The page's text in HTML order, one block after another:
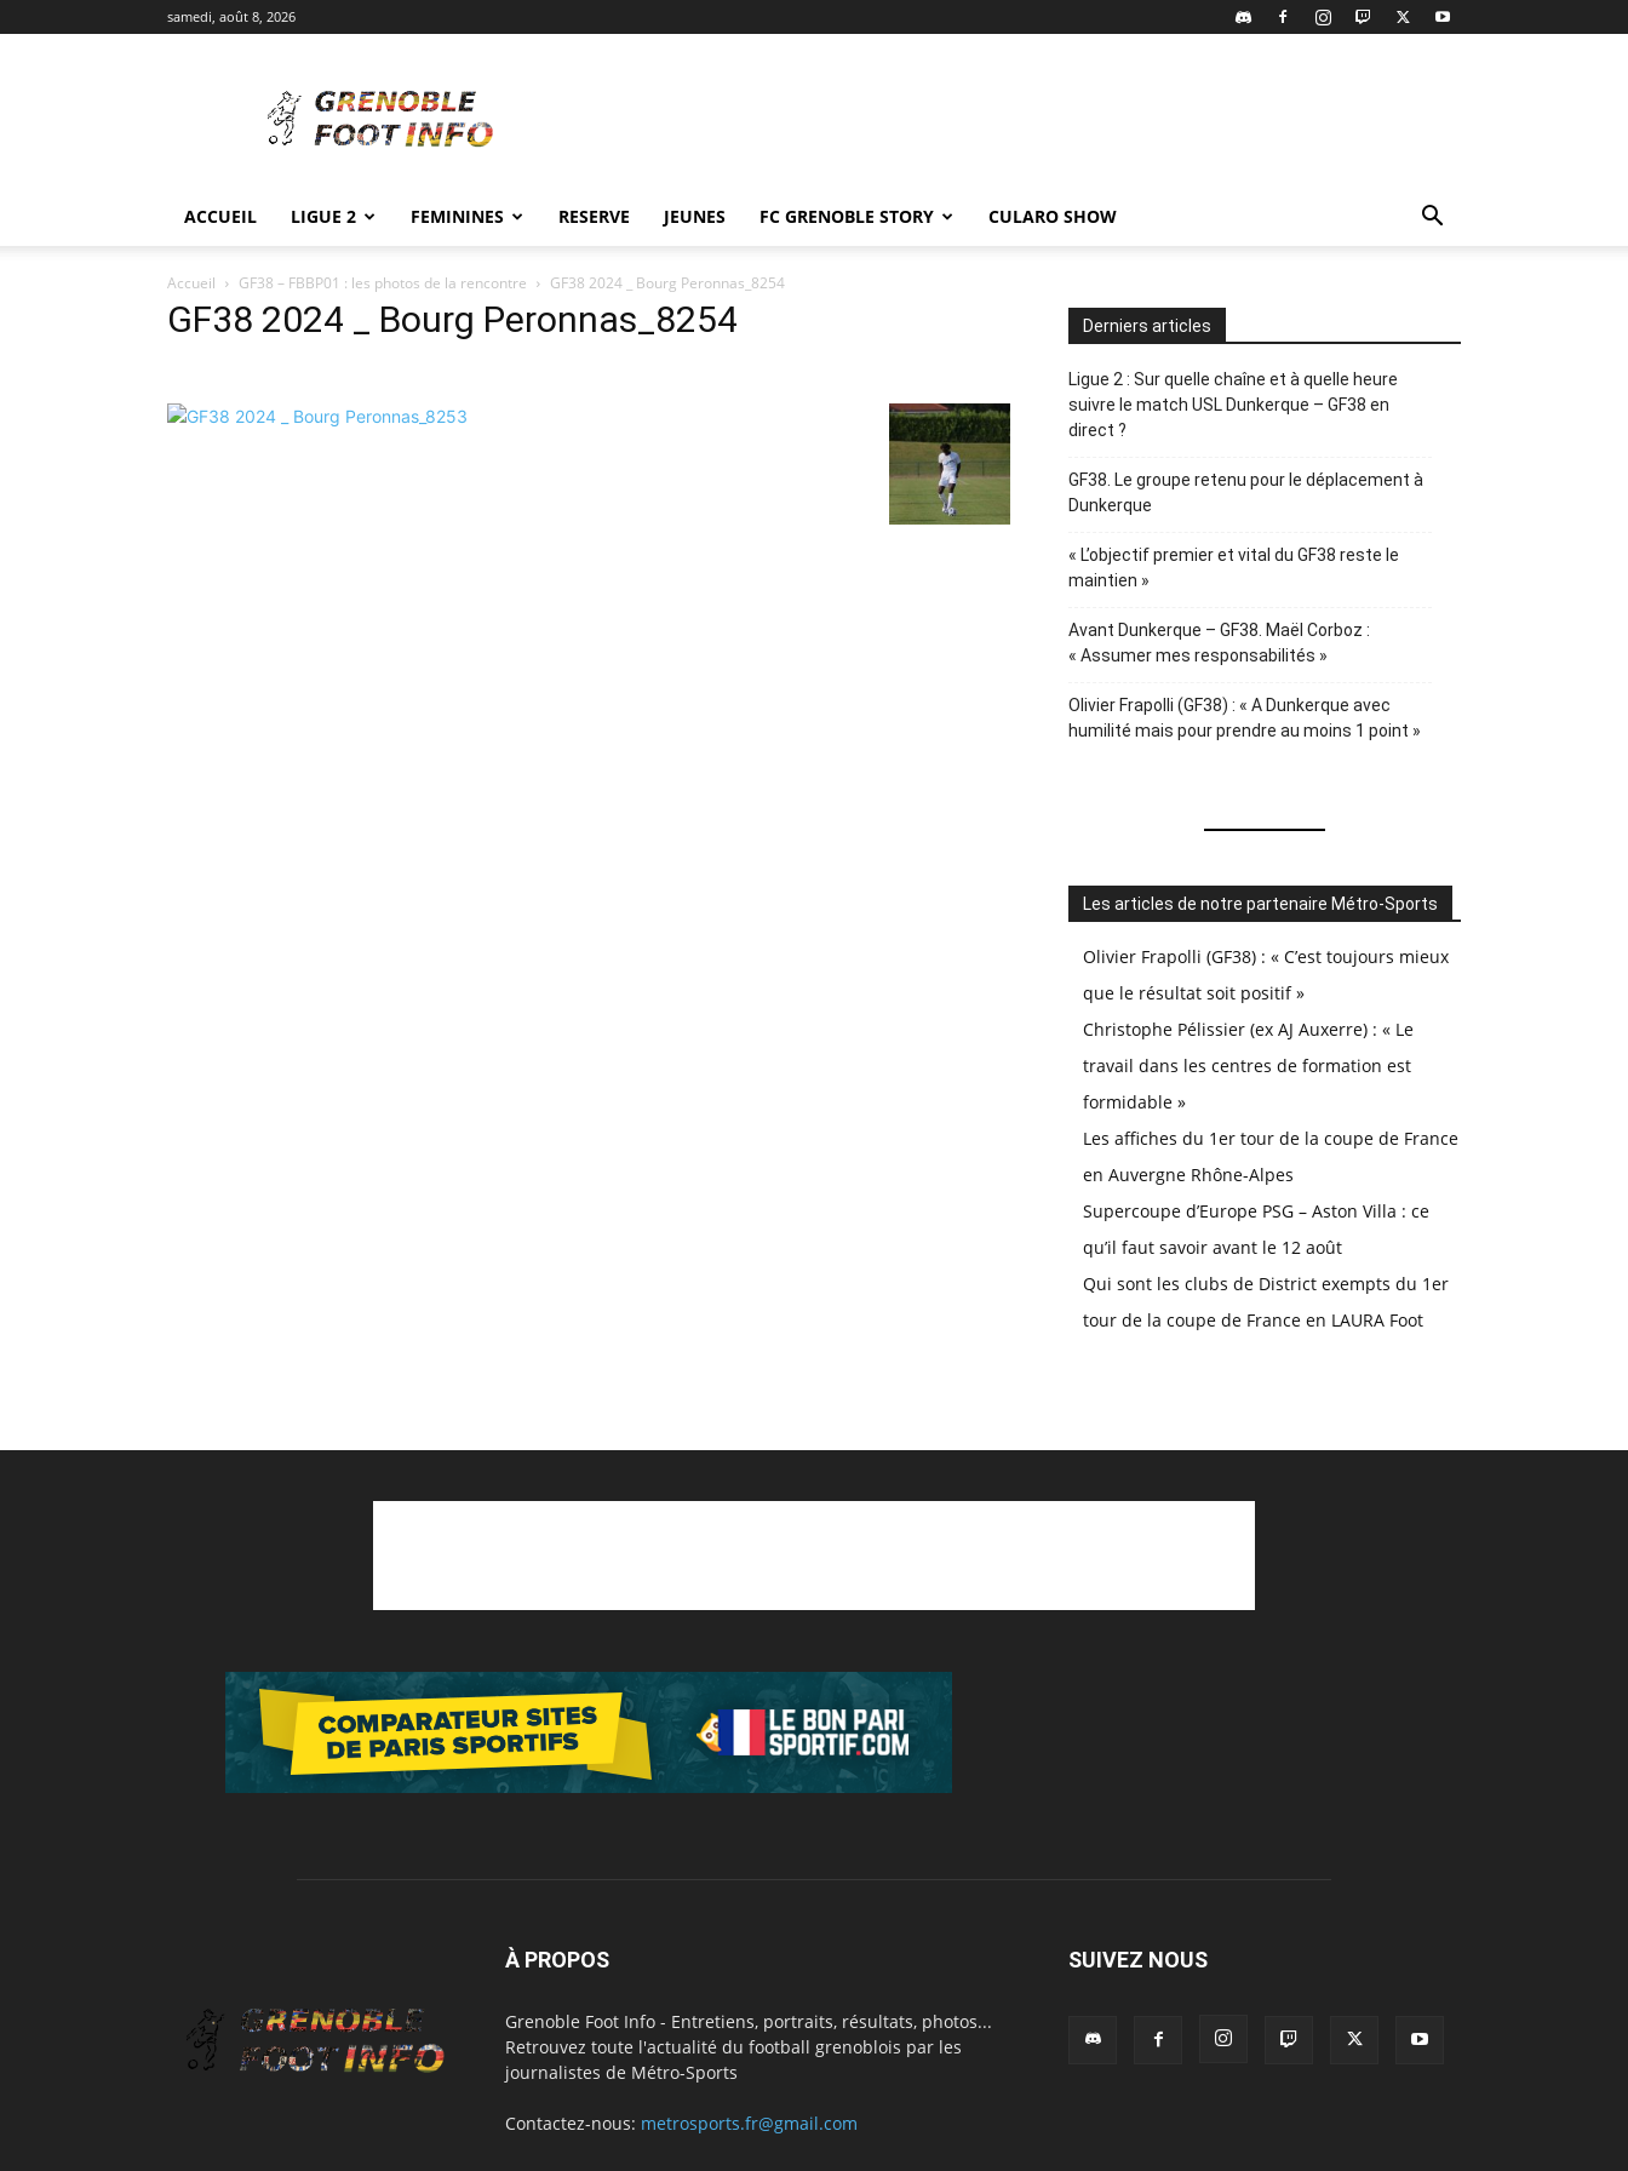
samedi, août 8, 2026
Foot
Info
ACCUEIL LIGUE 2 FEMININES RESERVE JEUNES FC GRENOBLE STORY CULARO SHOW
Accueil GF38 – FBBP01 : les photos de la rencontre GF38 2024 _ Bourg Peronnas_8254
GF38 2024 _ Bourg Peronnas_8254 Derniers articles
Ligue 2 : Sur quelle chaîne et à quelle heure
suivre le match USL Dunkerque – GF38 en
direct ?
GF38. Le groupe retenu pour le déplacement à
Dunkerque
« L’objectif premier et vital du GF38 reste le
maintien »
Avant Dunkerque – GF38. Maël Corboz :
« Assumer mes responsabilités »
Olivier Frapolli (GF38) : « A Dunkerque avec
humilité mais pour prendre au moins 1 point »
Les articles de notre partenaire Métro-Sports
Olivier Frapolli (GF38) : « C’est toujours mieux
que le résultat soit positif »
Christophe Pélissier (ex AJ Auxerre) : « Le
travail dans les centres de formation est
formidable »
Les affiches du 1er tour de la coupe de France
en Auvergne Rhône-Alpes
Supercoupe d’Europe PSG – Aston Villa : ce
qu’il faut savoir avant le 12 août
Qui sont les clubs de District exempts du 1er
tour de la coupe de France en LAURA Foot
À PROPOS
Grenoble Foot Info - Entretiens, portraits, résultats, photos...
Retrouvez toute l'actualité du football grenoblois par les
journalistes de Métro-Sports
Contactez-nous: metrosports.fr@gmail.com
SUIVEZ NOUS